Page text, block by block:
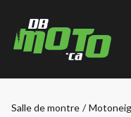
Salle de montre /